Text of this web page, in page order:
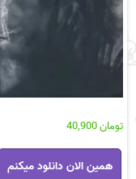
تومان40,900
کتاب
دختر
همین الان دانلود میکنم